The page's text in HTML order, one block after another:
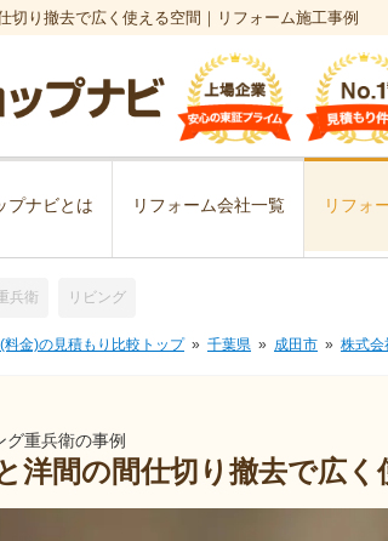
切り撤去で広く使える空間｜リフォーム施工事例
プナビとは リフォーム会社一覧 リフォ
兵衛 リビング
料金)の見積もり比較トップ 千葉県 成田市 株式会
グ重兵衛の事例
洋間の間仕切り撤去で広く